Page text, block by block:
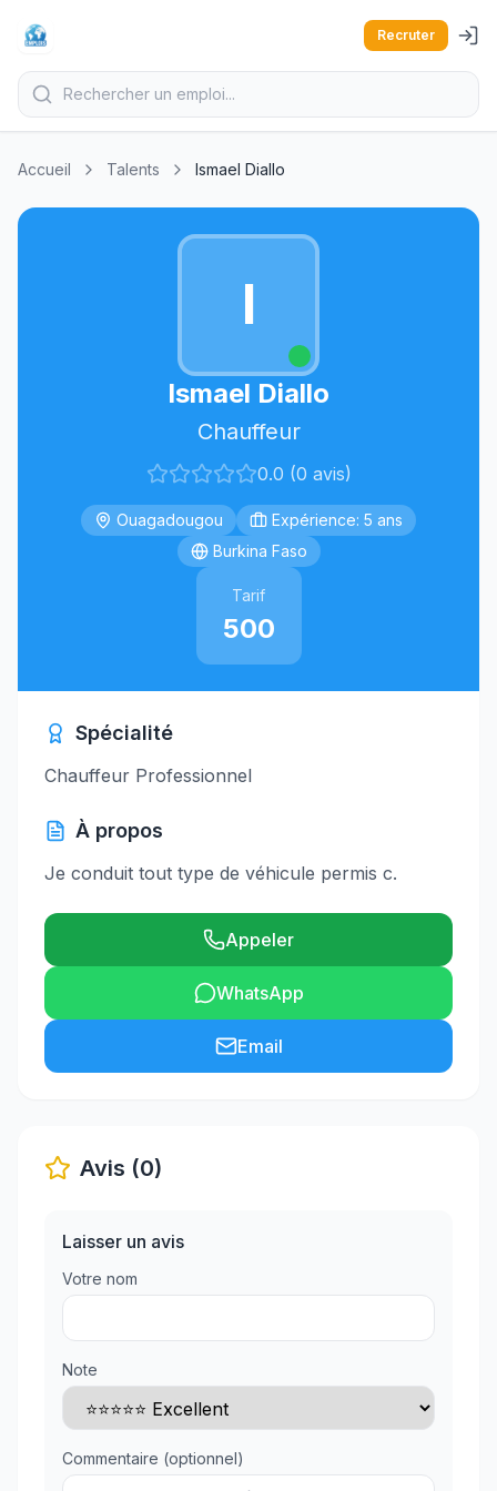
Recruter
Accueil Talents Ismael Diallo
I
Ismael Diallo
Chauffeur
0.0 (0 avis)
Ouagadougou
Expérience: 5 ans
Burkina Faso
Tarif
500
Spécialité
Chauffeur Professionnel
À propos
Je conduit tout type de véhicule permis c.
Appeler
WhatsApp
Email
Avis (0)
Laisser un avis
Votre nom
Note
Commentaire (optionnel)